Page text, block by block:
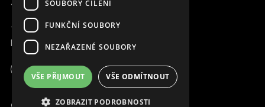
Česká republika
Pracujte s námi
+420 736 416 505
kancelar@magna.org
SOUBORY CÍLENÍ
FUNKČNÍ SOUBORY
NEZAŘAZENÉ SOUBORY
VŠE PŘIJMOUT VŠE ODMÍTNOUT
ZOBRAZIT PODROBNOSTI